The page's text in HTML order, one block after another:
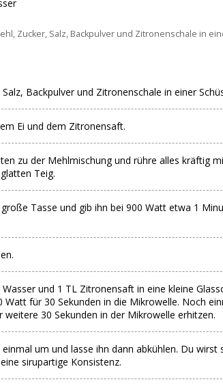
Zucker, Salz, Backpulver und Zitronenschale in
Backpulver und Zitronenschale in einer
Ei und dem Zitronensaft.
zu der Mehlmischung und rühre alles kräftig
Teig.
Tasse und gib ihn bei 900 Watt etwa 1
und 1 TL Zitronensaft in eine kleine
Watt für 30 Sekunden in die Mikrowelle. Noch
30 Sekunden in der Mikrowelle erhitzen.
einmal um und lasse ihn dann abkühlen. Du wirst
sirupartige Konsistenz.